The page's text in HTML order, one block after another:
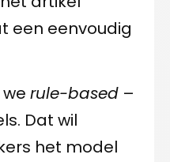
een eenvoudig
rule-based –
Dat wil
het model